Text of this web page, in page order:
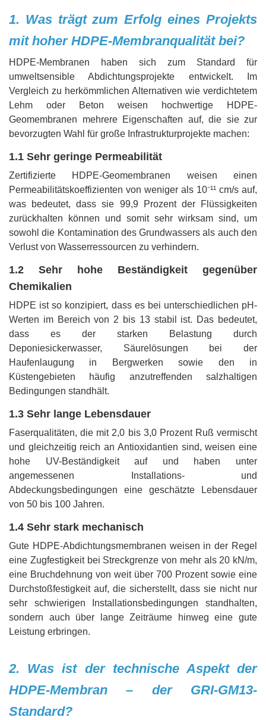
1. Was trägt zum Erfolg eines Projekts
mit hoher HDPE-Membranqualität bei?
HDPE-Membranen haben sich zum Standard für
umweltsensible Abdichtungsprojekte entwickelt. Im
Vergleich zu herkömmlichen Alternativen wie verdichtetem
Lehm oder Beton weisen hochwertige HDPE-
Geomembranen mehrere Eigenschaften auf, die sie zur
bevorzugten Wahl für große Infrastrukturprojekte machen:
1.1 Sehr geringe Permeabilität
Zertifizierte HDPE-Geomembranen weisen einen
Permeabilitätskoeffizienten von weniger als 10⁻¹¹ cm/s auf,
was bedeutet, dass sie 99,9 Prozent der Flüssigkeiten
zurückhalten können und somit sehr wirksam sind, um
sowohl die Kontamination des Grundwassers als auch den
Verlust von Wasserressourcen zu verhindern.
1.2 Sehr hohe Beständigkeit gegenüber
Chemikalien
HDPE ist so konzipiert, dass es bei unterschiedlichen pH-
Werten im Bereich von 2 bis 13 stabil ist. Das bedeutet,
dass es der starken Belastung durch
Deponiesickerwasser, Säurelösungen bei der
Haufenlaugung in Bergwerken sowie den in
Küstengebieten häufig anzutreffenden salzhaltigen
Bedingungen standhält.
1.3 Sehr lange Lebensdauer
Faserqualitäten, die mit 2,0 bis 3,0 Prozent Ruß vermischt
und gleichzeitig reich an Antioxidantien sind, weisen eine
hohe UV-Beständigkeit auf und haben unter
angemessenen Installations- und
Abdeckungsbedingungen eine geschätzte Lebensdauer
von 50 bis 100 Jahren.
1.4 Sehr stark mechanisch
Gute HDPE-Abdichtungsmembranen weisen in der Regel
eine Zugfestigkeit bei Streckgrenze von mehr als 20 kN/m,
eine Bruchdehnung von weit über 700 Prozent sowie eine
Durchstoßfestigkeit auf, die sicherstellt, dass sie nicht nur
sehr schwierigen Installationsbedingungen standhalten,
sondern auch über lange Zeiträume hinweg eine gute
Leistung erbringen.
2. Was ist der technische Aspekt der
HDPE-Membran – der GRI-GM13-
Standard?